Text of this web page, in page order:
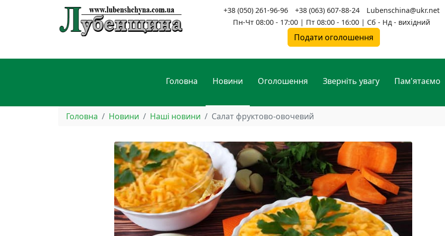
+38 (050) 261-96-96 +38 (063) 607-88-24
Lubenschina@ukr.net
Пн-Чт 08:00 - 17:00 | Пт 08:00 - 16:00 | Сб - Нд - вихідний
Подати оголошення
Головна Новини Оголошення Зверніть увагу Пам'ятаємо
Головна Новини Наші новини Салат фруктово-овочевий